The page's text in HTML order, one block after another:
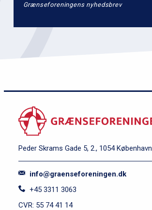
Grænseforeningens nyhedsbrev
Peder Skrams Gade 5, 2., 1054
info@graenseforeningen.dk
+45 3311 3063
CVR: 55 74 41 14